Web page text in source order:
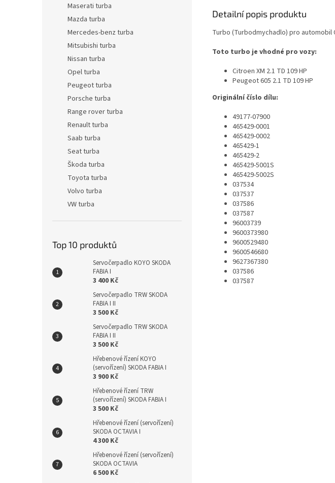
Maserati turba
Mazda turba
Mercedes-benz turba
Mitsubishi turba
Nissan turba
Opel turba
Peugeot turba
Porsche turba
Range rover turba
Renault turba
Saab turba
Seat turba
Škoda turba
Toyota turba
Volvo turba
VW turba
Top 10 produktů
Servočerpadlo KOYO SKODA
FABIA I
3 400 Kč
Servočerpadlo TRW SKODA
FABIA I II
3 500 Kč
Servočerpadlo TRW SKODA
FABIA I II
3 500 Kč
Hřebenové řízení KOYO
(servořízení) SKODA FABIA I
3 900 Kč
Hřebenové řízení TRW
(servořízení) SKODA FABIA I
3 500 Kč
Hřebenové řízení (servořízení)
SKODA OCTAVIA I
4 300 Kč
Hřebenové řízení (servořízení)
SKODA OCTAVIA
6 500 Kč
Detailní popis produktu
Turbo (Turbodmychadlo) pro automobil
Toto turbo je vhodné pro vozy:
Citroen XM 2.1 TD 109 HP
Peugeot 605 2.1 TD 109 HP
Originální číslo dílu:
49177-07900
465429-0001
465429-0002
465429-1
465429-2
465429-5001S
465429-5002S
037534
037537
037586
037587
96003739
9600373980
9600529480
9600546680
9627367380
037586
037587